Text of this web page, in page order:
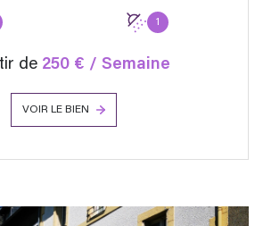
1
de250 € / Semaine
VOIR LE BIEN